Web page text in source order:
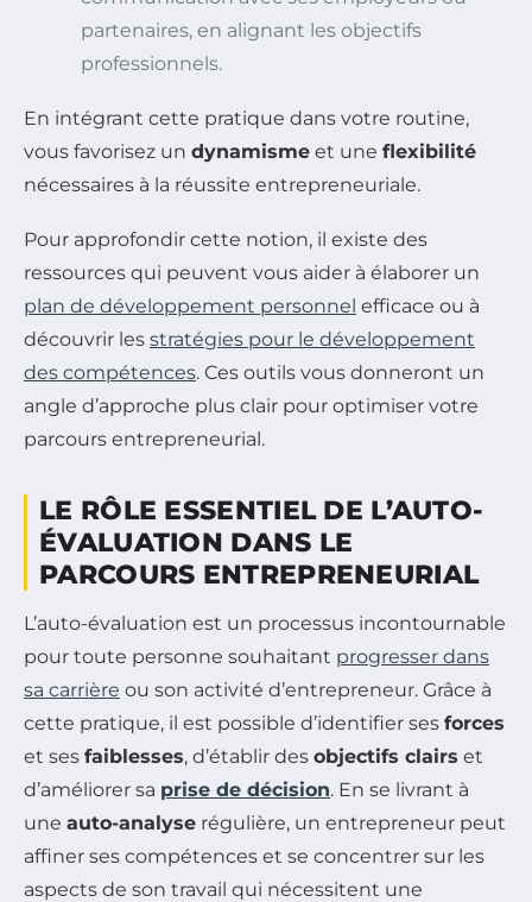
partenaires, en alignant les objectifs
professionnels.
En intégrant cette pratique dans votre routine,
vous favorisez un dynamisme et une flexibilité
nécessaires à la réussite entrepreneuriale.
Pour approfondir cette notion, il existe des
ressources qui peuvent vous aider à élaborer un
plan de développement personnel efficace ou à
découvrir les stratégies pour le développement
des compétences. Ces outils vous donneront un
angle d’approche plus clair pour optimiser votre
parcours entrepreneurial.
LE RÔLE ESSENTIEL DE L’AUTO-
ÉVALUATION DANS LE
PARCOURS ENTREPRENEURIAL
L’auto-évaluation est un processus incontournable
pour toute personne souhaitant progresser dans
sa carrière ou son activité d’entrepreneur. Grâce à
cette pratique, il est possible d’identifier ses forces
et ses faiblesses, d’établir des objectifs clairs et
d’améliorer sa prise de décision. En se livrant à
une auto-analyse régulière, un entrepreneur peut
affiner ses compétences et se concentrer sur les
aspects de son travail qui nécessitent une